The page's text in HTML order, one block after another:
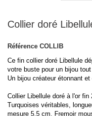
Collier doré
Référence COLLIB
Ce fin collier doré Libellule
votre buste pour un bijou
Un bijou créateur étonnant
Collier Libellule doré à l'or
Turquoises véritables,
mesure 5.5 cm. Fremoir